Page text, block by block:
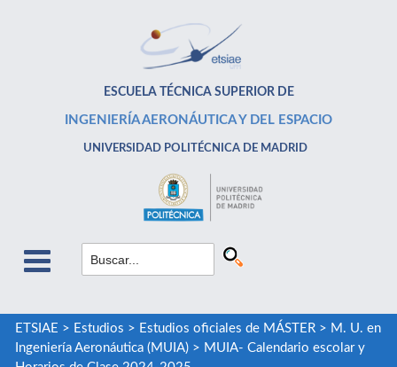
ESCUELA TÉCNICA SUPERIOR DE
INGENIERÍA AERONÁUTICA Y DEL ESPACIO
UNIVERSIDAD POLITÉCNICA DE MADRID
ETSIAE > Estudios > Estudios oficiales de MÁSTER> M. U. en
Ingeniería Aeronáutica (MUIA)> MUIA- Calendario escolar y